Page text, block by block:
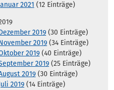
2021 (12 Einträge)
2019 (30 Einträge)
2019 (34 Einträge)
2019 (40 Einträge)
2019 (25 Einträge)
2019 (30 Einträge)
2019 (14 Einträge)